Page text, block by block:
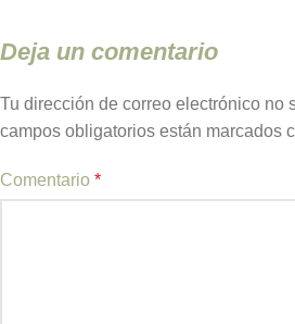
Deja un comentario
Tu dirección de correo electrónico no
campos obligatorios están marcados
Comentario *